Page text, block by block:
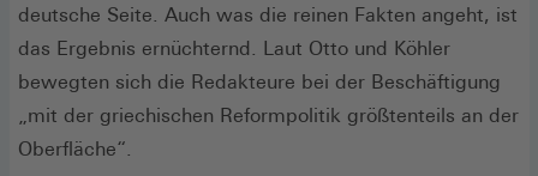
deutsche Seite. Auch was die reinen Fakten angeht, ist
das Ergebnis ernüchternd. Laut Otto und Köhler
bewegten sich die Redakteure bei der Beschäftigung
„mit der griechischen Reformpolitik größtenteils an der
Oberfläche“.